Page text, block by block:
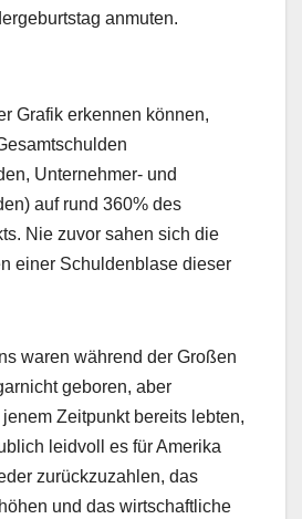
anmuten.
Grafik erkennen können,
Unternehmer- und
auf rund 360% des
Nie zuvor sahen sich die
einer Schuldenblase dieser
waren während der Großen
geboren, aber
Zeitpunkt bereits lebten,
leidvoll es für Amerika
zurückzuzahlen, das
und das wirtschaftliche